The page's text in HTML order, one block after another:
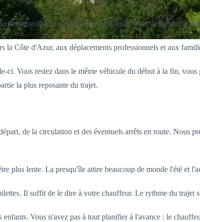
intermédiaire : vous montez à Milan et vous descendez à
Côte d'Azur, aux déplacements professionnels et aux
Vous restez dans le même véhicule du début à la fin,
la plus reposante du trajet.
de la circulation et des éventuels arrêts en route. Nous
plus lente. La presqu'île attire beaucoup de monde l'été et
Il suffit de le dire à votre chauffeur. Le rythme du trajet
Vous n'avez pas à tout planifier à l'avance : le